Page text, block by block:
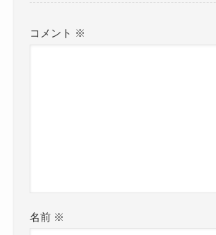
コメント ※
名前 ※